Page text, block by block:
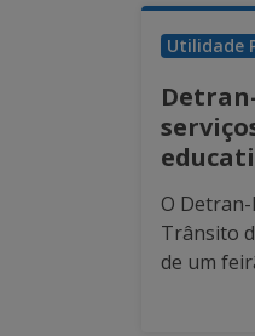
Utilidade
O
Trânsito
de um